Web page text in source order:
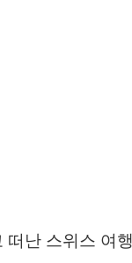
떠난 스위스 여